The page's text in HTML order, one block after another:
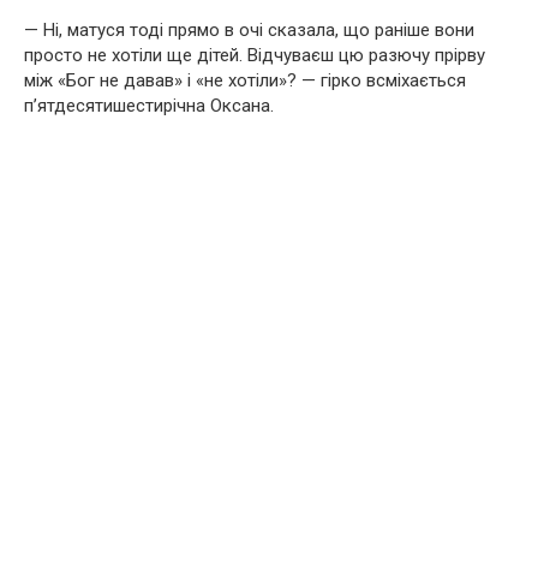
— Ні, матуся тоді прямо в очі сказала, що раніше вони
просто не хотіли ще дітей. Відчуваєш цю разючу прірву
між «Бог не давав» і «не хотіли»? — гірко всміхається
п’ятдесятишестирічна Оксана.